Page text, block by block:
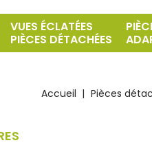
VUES ÉCLATÉES
PIÈCES DÉTACHÉES
Accueil Pièces